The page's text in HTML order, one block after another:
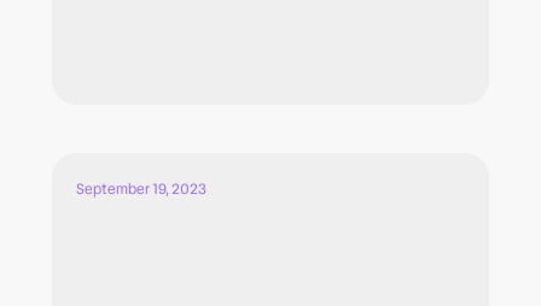
September 19, 2023